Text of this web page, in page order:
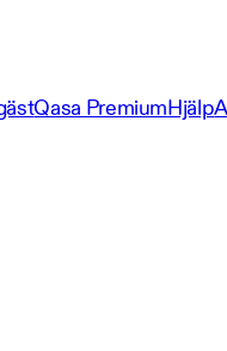
Qasa PremiumHjälp